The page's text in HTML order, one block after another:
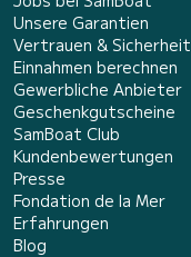
Unsere Garantien
Vertrauen & Sicherheit
Einnahmen berechnen
Gewerbliche Anbieter
Geschenkgutscheine
SamBoat Club
Kundenbewertungen
Presse
Fondation de la Mer
Erfahrungen
Blog